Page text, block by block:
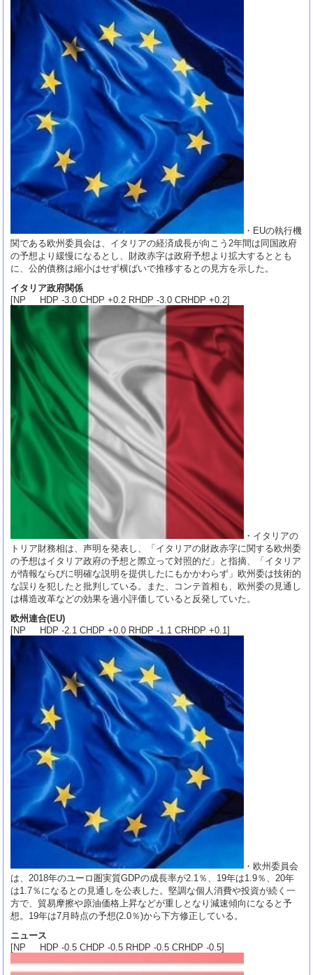
・EUの執行機
関である欧州委員会は、イタリアの経済成長が向こう2年間は同国政府
の予想より緩慢になるとし、財政赤字は政府予想より拡大するととも
に、公的債務は縮小はせず横ばいで推移するとの見方を示した。
イタリア政府関係
[NP HDP -3.0 CHDP +0.2 RHDP -3.0 CRHDP +0.2]
・イタリアの
トリア財務相は、声明を発表し、「イタリアの財政赤字に関する欧州委
の予想はイタリア政府の予想と際立って対照的だ」と指摘、「イタリア
が情報ならびに明確な説明を提供したにもかかわらず」欧州委は技術的
な誤りを犯したと批判している。また、コンテ首相も、欧州委の見通し
は構造改革などの効果を過小評価していると反発していた。
欧州連合(EU)
[NP HDP -2.1 CHDP +0.0 RHDP -1.1 CRHDP +0.1]
・欧州委員会
は、2018年のユーロ圏実質GDPの成長率が2.1％、19年は1.9％、20年
は1.7％になるとの見通しを公表した。堅調な個人消費や投資が続く一
方で、貿易摩擦や原油価格上昇などが重しとなり減速傾向になると予
想。19年は7月時点の予想(2.0％)から下方修正している。
ニュース
[NP HDP -0.5 CHDP -0.5 RHDP -0.5 CRHDP -0.5]